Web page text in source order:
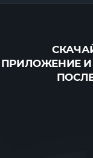
ПРИЛОЖЕНИЕ И